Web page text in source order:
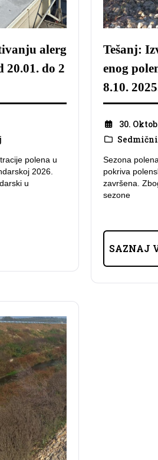
alerg
20.01. do 2
polena u
2026.
u
Tešanj:
enog
8.10.
30.
Sezona
pokriva
završena.
sezone
SAZNAJ